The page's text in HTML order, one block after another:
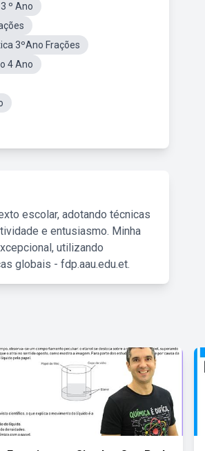
º Ano
3ºAno Frações
4 Ano
escolar, adotando técnicas
e entusiasmo. Minha
utilizando
globais - fdp.aau.edu.et.